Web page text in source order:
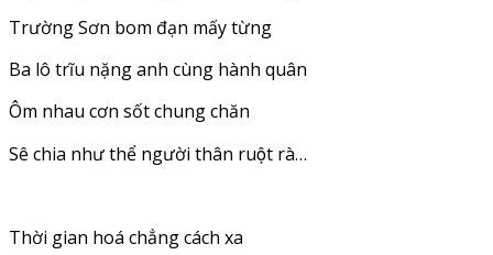
Trường Sơn bom đạn mấy từng
Ba lô trĩu nặng anh cùng hành quân
Ôm nhau cơn sốt chung chăn
Sê chia như thể người thân ruột rà…
Thời gian hoá chẳng cách xa